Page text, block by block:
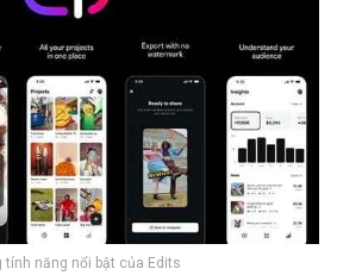
tính năng nổi bật của Edits